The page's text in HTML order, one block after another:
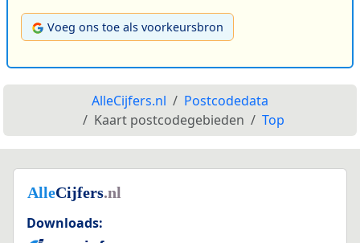
Voeg ons toe als voorkeursbron
AlleCijfers.nl
Postcodedata
Kaart postcodegebieden
Top
Downloads: